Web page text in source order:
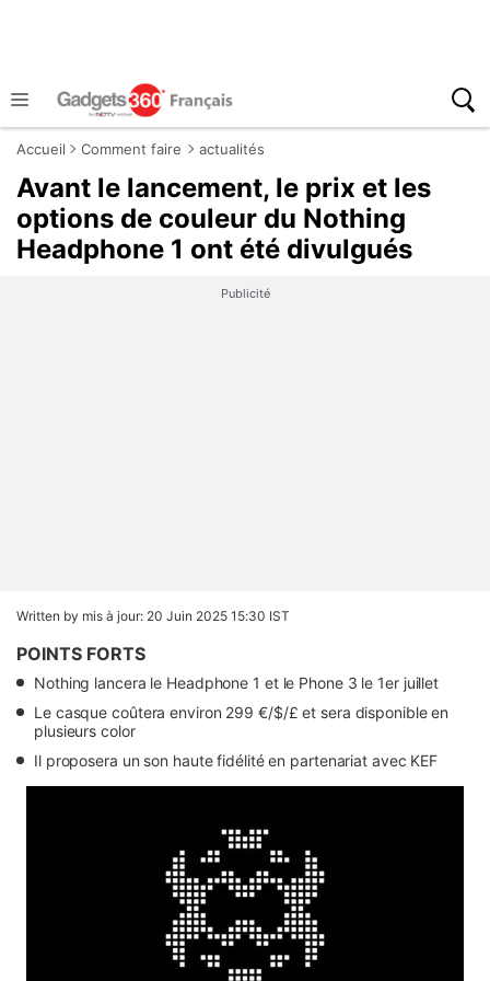
Accueil Comment faire actualités
Avant le lancement, le prix et les
options de couleur du Nothing
Headphone 1 ont été divulgués
Publicité
Written by mis à jour: 20 Juin 2025 15:30 IST
POINTS FORTS
Nothing lancera le Headphone 1 et le Phone 3 le 1er juillet
Le casque coûtera environ 299 €/$/£ et sera disponible en
plusieurs color
Il proposera un son haute fidélité en partenariat avec KEF